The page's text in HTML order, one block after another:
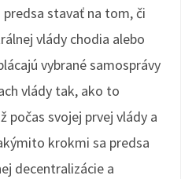
stavať na tom, či
vlády chodia alebo
vybrané samosprávy
vlády tak, ako to
počas svojej prvej vlády a
krokmi sa predsa
decentralizácie a